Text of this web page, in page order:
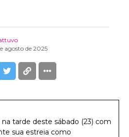
agosto de 2025
tarde deste sábado (23) com
sua estreia como